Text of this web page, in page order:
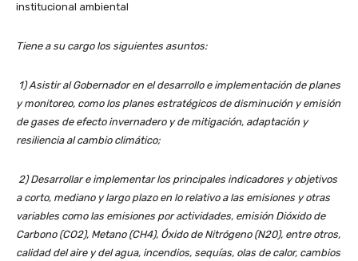
institucional ambiental
Tiene a su cargo los siguientes asuntos:
1) Asistir al Gobernador en el desarrollo e implementación de planes
y monitoreo, como los planes estratégicos de disminución y emisión
de gases de efecto invernadero y de mitigación, adaptación y
resiliencia al cambio climático;
2) Desarrollar e implementar los principales indicadores y objetivos
a corto, mediano y largo plazo en lo relativo a las emisiones y otras
variables como las emisiones por actividades, emisión Dióxido de
Carbono (CO2), Metano (CH4), Óxido de Nitrógeno (N20), entre otros,
calidad del aire y del agua, incendios, sequías, olas de calor, cambios